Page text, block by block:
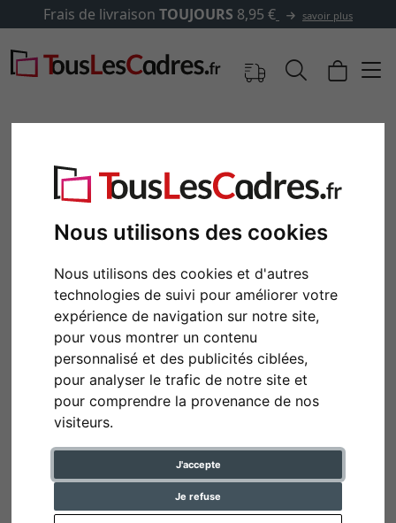
Nous utilisons des cookies
Nous utilisons des cookies et d'autres
technologies de suivi pour améliorer votre
expérience de navigation sur notre site,
pour vous montrer un contenu
personnalisé et des publicités ciblées,
pour analyser le trafic de notre site et
pour comprendre la provenance de nos
visiteurs.
J'accepte
Je refuse
Frais de livraisonTOUJOURS8,95 € savoir plus
Retour